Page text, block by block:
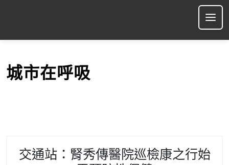
p
城市在呼吸
交通站：腎秀傳醫院巡檢康之行始